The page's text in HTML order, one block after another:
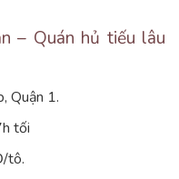
– Quán hủ tiếu lâu
Quận 1.
tối
tô.